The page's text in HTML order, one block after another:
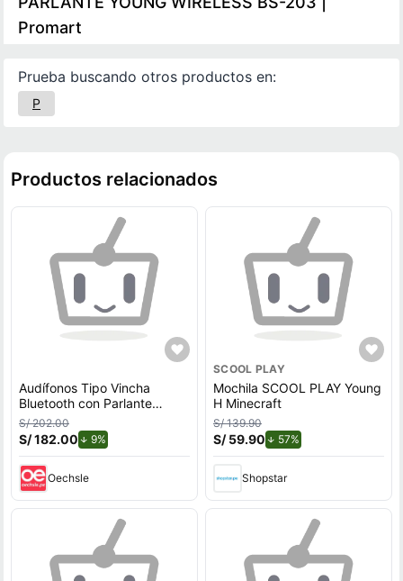
Promart
Prueba buscando otros productos en:
P
Productos relacionados
Audífonos Tipo Vincha
Bluetooth con Parlante
Incorporado y Radio 30Hrs
Bs-A1313BP Bossney
S/ 202.00
S/ 182.00 9%
Oechsle
SCOOL PLAY
Mochila SCOOL PLAY Young
H Minecraft
S/ 139.90
S/ 59.90 57%de descuento.
Shopstar